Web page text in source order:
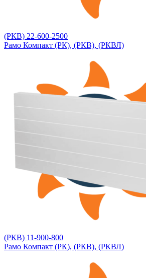
(РКВ) 22-600-2500
Рамо Компакт (РК), (РКВ), (РКВЛ)
(РКВ) 11-900-800
Рамо Компакт (РК), (РКВ), (РКВЛ)